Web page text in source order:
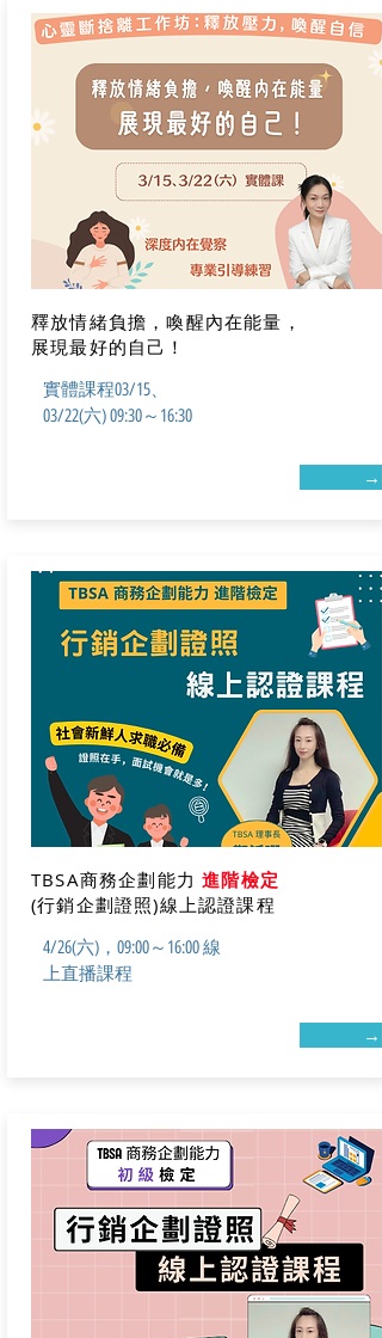
釋放情緒負擔，喚醒內在能量，
展現最好的自己！
實體課程03/15、
03/22(六) 09:30～16:30
→
TBSA商務企劃能力進階檢定
(行銷企劃證照)線上認證課程
4/26(六)，09:00～16:00 線
上直播課程
→